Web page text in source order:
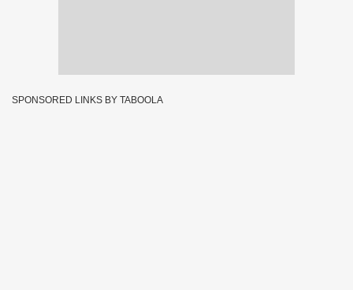
SPONSORED LINKS BY TABOOLA